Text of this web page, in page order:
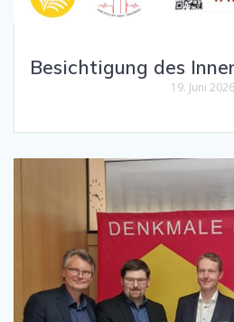
Besichtigung des
19. Juni 2026